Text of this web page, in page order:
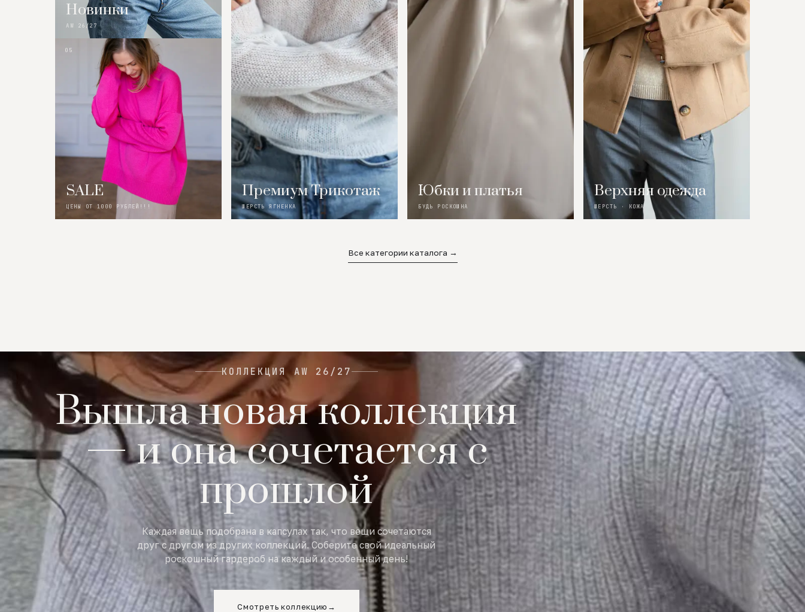
Новинки
AW 26/27
05
SALE
ЦЕНЫ ОТ 1000 РУБЛЕЙ!!!
Премиум Трикотаж
ШЕРСТЬ ЯГНЕНКА
Юбки и платья
БУДЬ РОСКОШНА
Верхняя одежда
ШЕРСТЬ · КОЖА
Все категории каталога →
КОЛЛЕКЦИЯ AW 26/27
Вышла новая коллекция
— и она сочетается с
прошлой
Каждая вещь подобрана в капсулах так, что вещи сочетаются
друг с другом из других коллекций. Соберите свой идеальный
роскошный гардероб на каждый и особенный день!
Смотреть коллекцию →